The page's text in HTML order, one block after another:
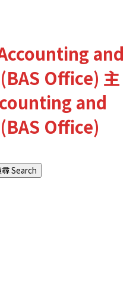
and
Office) 主
and
Office)